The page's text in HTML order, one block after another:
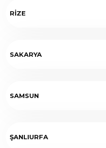
RİZE
SAKARYA
SAMSUN
ŞANLIURFA